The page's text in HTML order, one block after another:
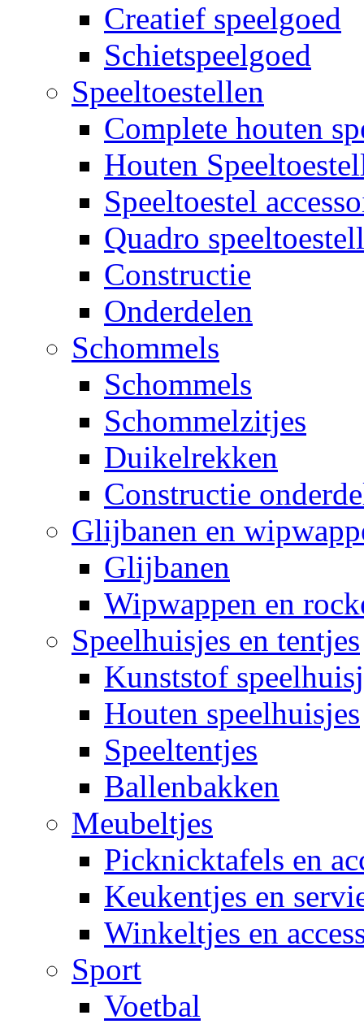
Creatief speelgoed
Schietspeelgoed
Speeltoestellen
Complete houten
Houten
Speeltoestel
Quadro
Constructie
Onderdelen
Schommels
Schommels
Schommelzitjes
Duikelrekken
Constructie
Glijbanen en
Glijbanen
Wipwappen en
Speelhuisjes en tentjes
Kunststof
Houten speelhuisjes
Speeltentjes
Ballenbakken
Meubeltjes
Picknicktafels en
Keukentjes en
Winkeltjes en
Sport
Voetbal